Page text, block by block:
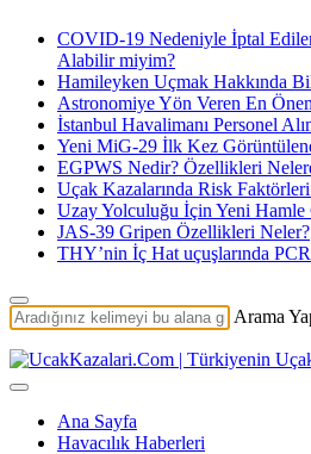
COVID-19 Nedeniyle İptal
Alabilir miyim?
Hamileyken Uçmak Hakkında
Astronomiye Yön Veren En
İstanbul Havalimanı Personel
Yeni MiG-29 İlk Kez
EGPWS Nedir? Özellikleri
Uçak Kazalarında Risk
Uzay Yolculuğu İçin Yeni Hamle
JAS-39 Gripen Özellikleri Neler?
THY’nin İç Hat uçuşlarında
Arama
Ana Sayfa
Havacılık Haberleri